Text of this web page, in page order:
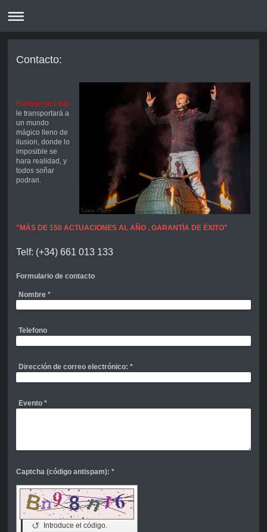
Contacto:
Enrique de León
le transportará a
un mundo
mágico lleno de
ilusion, donde lo
imposible se
hara realidad, y
todos soñar
podran.
"MÁS DE 150 ACTUACIONES AL AÑO , GARANTÍA DE ÉXITO"
Telf: (+34) 661 013 133
Formulario de contacto
Nombre*
Telefono
Dirección de correo electrónico: *
Evento*
Captcha (código antispam): *
Introduce el código.
↺